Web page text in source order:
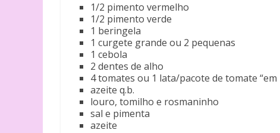
1/2 pimento vermelho
1/2 pimento verde
1 beringela
1 curgete grande ou 2 pequenas
1 cebola
2 dentes de alho
4 tomates ou 1 lata/pacote de tomate “em
azeite q.b.
louro, tomilho e rosmaninho
sal e pimenta
azeite